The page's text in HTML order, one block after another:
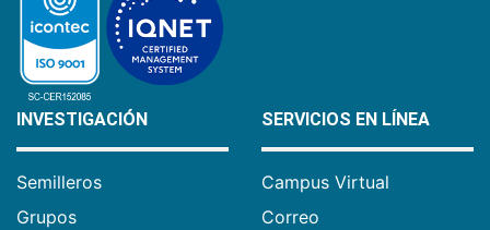
INVESTIGACIÓN
Semilleros
Grupos
SERVICIOS EN LÍNEA
Campus Virtual
Correo